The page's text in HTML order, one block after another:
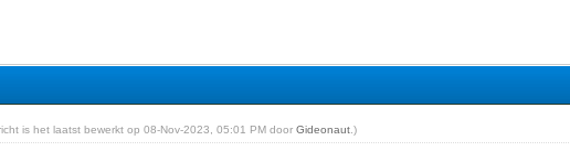
is het laatst bewerkt op 08-Nov-2023, 05:01 PM doorGideonaut .)